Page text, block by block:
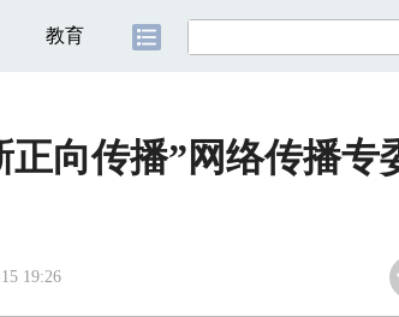
教育
向传播”网络传播专
19:26